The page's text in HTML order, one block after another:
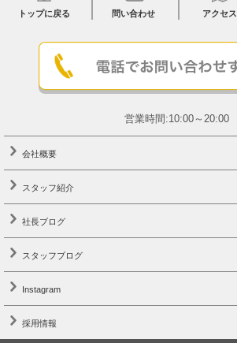
トップに戻る 問い合わせ アクセス
営業時間:10:00～20:00
会社概要
スタッフ紹介
社長ブログ
スタッフブログ
Instagram
採用情報